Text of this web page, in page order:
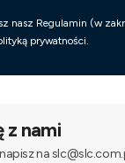
nasz Regulamin (w
prywatności.
z nami
na